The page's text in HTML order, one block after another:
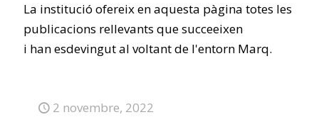
La institució ofereix en aquesta pàgina totes les
publicacions rellevants que succeeixen
i han esdevingut al voltant de l'entorn Marq.
2 novembre, 2022